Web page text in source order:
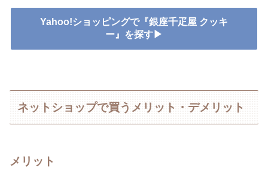
Yahoo!ショッピングで『銀座千疋屋 クッキ
ー』を探す▶
ネットショップで買うメリット・デメリット
メリット